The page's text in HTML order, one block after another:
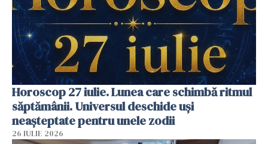
Horoscop 27 iulie. Lunea care schimbă ritmul
săptămânii. Universul deschide uși
neașteptate pentru unele zodii
26 IULIE 2026